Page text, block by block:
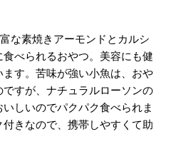
な素焼きアーモンドとカルシ
べられるおやつ。美容にも健
す。苦味が強い小魚は、おや
すが、ナチュラルローソンの
しいのでパクパク食べられま
きなので、携帯しやすくて助